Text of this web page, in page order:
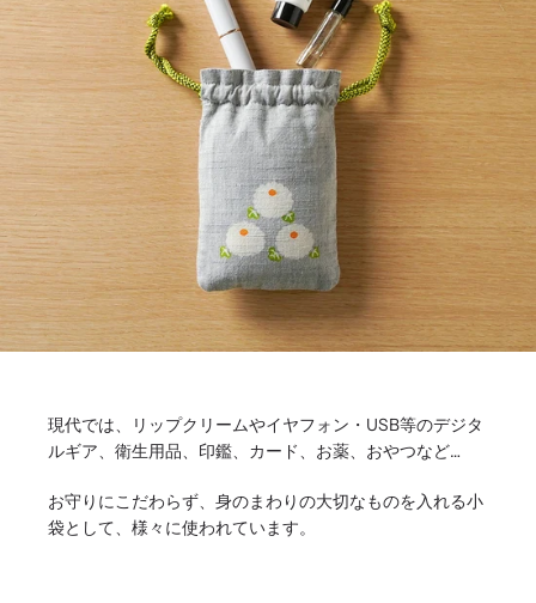
現代では、リップクリームやイヤフォン・USB等のデジタ
ルギア、衛生用品、印鑑、カード、お薬、おやつなど…
お守りにこだわらず、身のまわりの大切なものを入れる小
袋として、様々に使われています。